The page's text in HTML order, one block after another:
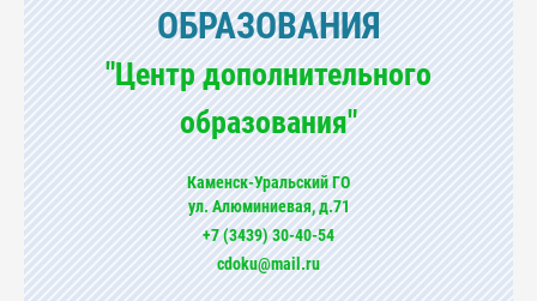
ОБРАЗОВАНИЯ
"Центр дополнительного
образования"
Каменск-Уральский ГО
ул. Алюминиевая, д.71
+7 (3439) 30-40-54
cdoku@mail.ru